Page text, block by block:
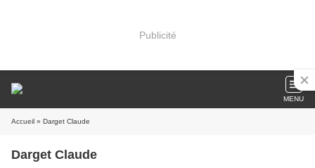
Publicité
MENU
Accueil » Darget Claude
Darget Claude